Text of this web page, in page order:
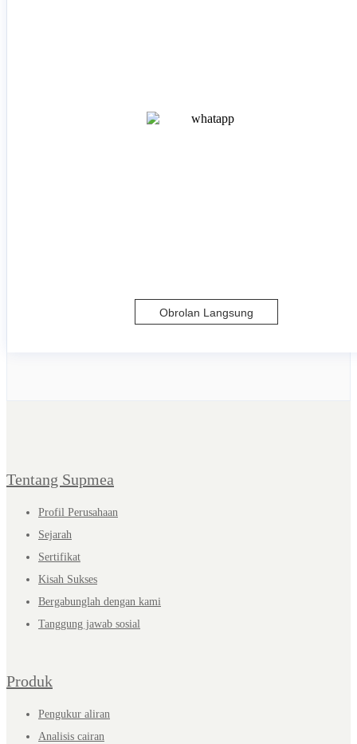
Obrolan Langsung
Tentang Supmea
Profil Perusahaan
Sejarah
Sertifikat
Kisah Sukses
Bergabunglah dengan kami
Tanggung jawab sosial
Produk
Pengukur aliran
Analisis cairan